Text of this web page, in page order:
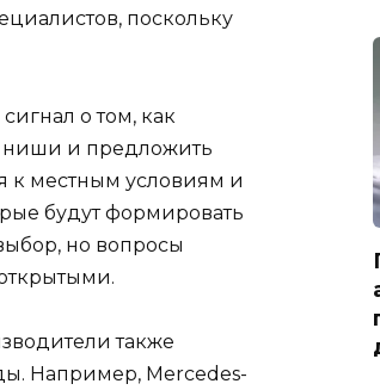
поскольку
о том, как
ниши и предложить
к местным условиям и
будут формировать
но вопросы
также
Например, Mercedes-